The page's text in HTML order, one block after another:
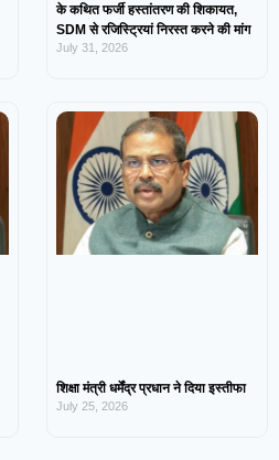
के कथित फर्जी हस्तांतरण की शिकायत,
SDM से रजिस्ट्रियां निरस्त करने की मांग
July 31, 2026
शिक्षा मंत्री धर्मेंद्र प्रधान ने दिया इस्तीफा
July 25, 2026